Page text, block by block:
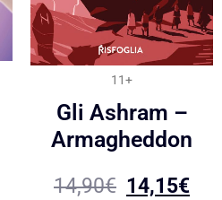
11+
Gli Ashram –
Armagheddon
14,90€ 14,15€